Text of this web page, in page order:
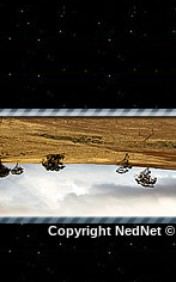
Copyright NedNet